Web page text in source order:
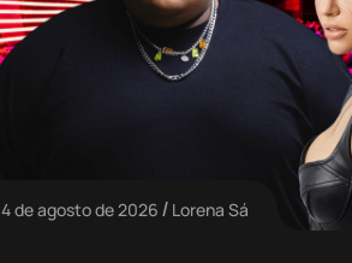
4 de agosto de 2026 Lorena Sá